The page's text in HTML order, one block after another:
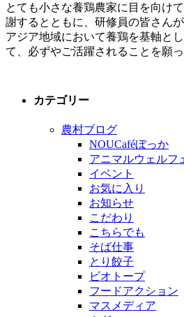
とても小さな養鶏農家に目を向け
謝するとともに、研修員の皆さん
アジア地域において養鶏を基軸と
て、必ずやご活躍されることを願っ
カテゴリー
農村ブログ
NOUCaféぼっか
アニマルウェルフ
イベント
お気に入り
お知らせ
こだわり
こちらでも
そば仕事
とり餃子
ビオトープ
フードアクション
マスメディア